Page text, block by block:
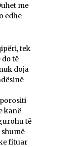
me
edhe
tek
do të
doja
kanë
të
shumë
fituar